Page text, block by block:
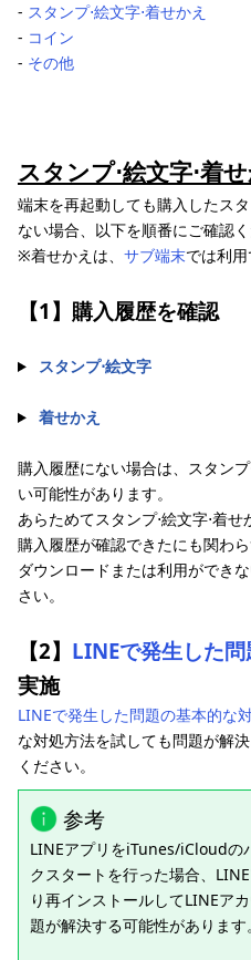
‐ スタンプ⋅絵文字⋅着せかえ
‐ コイン
‐ その他
スタンプ⋅絵文字⋅着
端末を再起動しても購入したス
ない場合、以下を順番にご確認く
※着せかえは、 サブ端末では利
【1】購入履歴を確認
スタンプ⋅絵文字
着せかえ
購入履歴にない場合は、スタン
い可能性があります。
あらためてスタンプ⋅絵文字⋅着せ
購入履歴が確認できたにも関わ
ダウンロードまたは利用ができ
さい。
【2】 LINEで発生した
実施
LINEで発生した問題の基本的な
な対処方法を試しても問題が解
ください。
参考
LINEアプリをiTunes/iCloudの
クスタートを行った場合、
り再インストールしてLINEア
題が解決する可能性があります。